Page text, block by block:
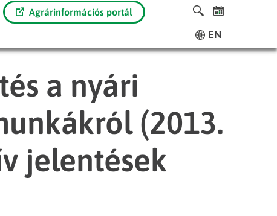
Agrárinformációs portál
EN
a nyári
(2013.
jelentések